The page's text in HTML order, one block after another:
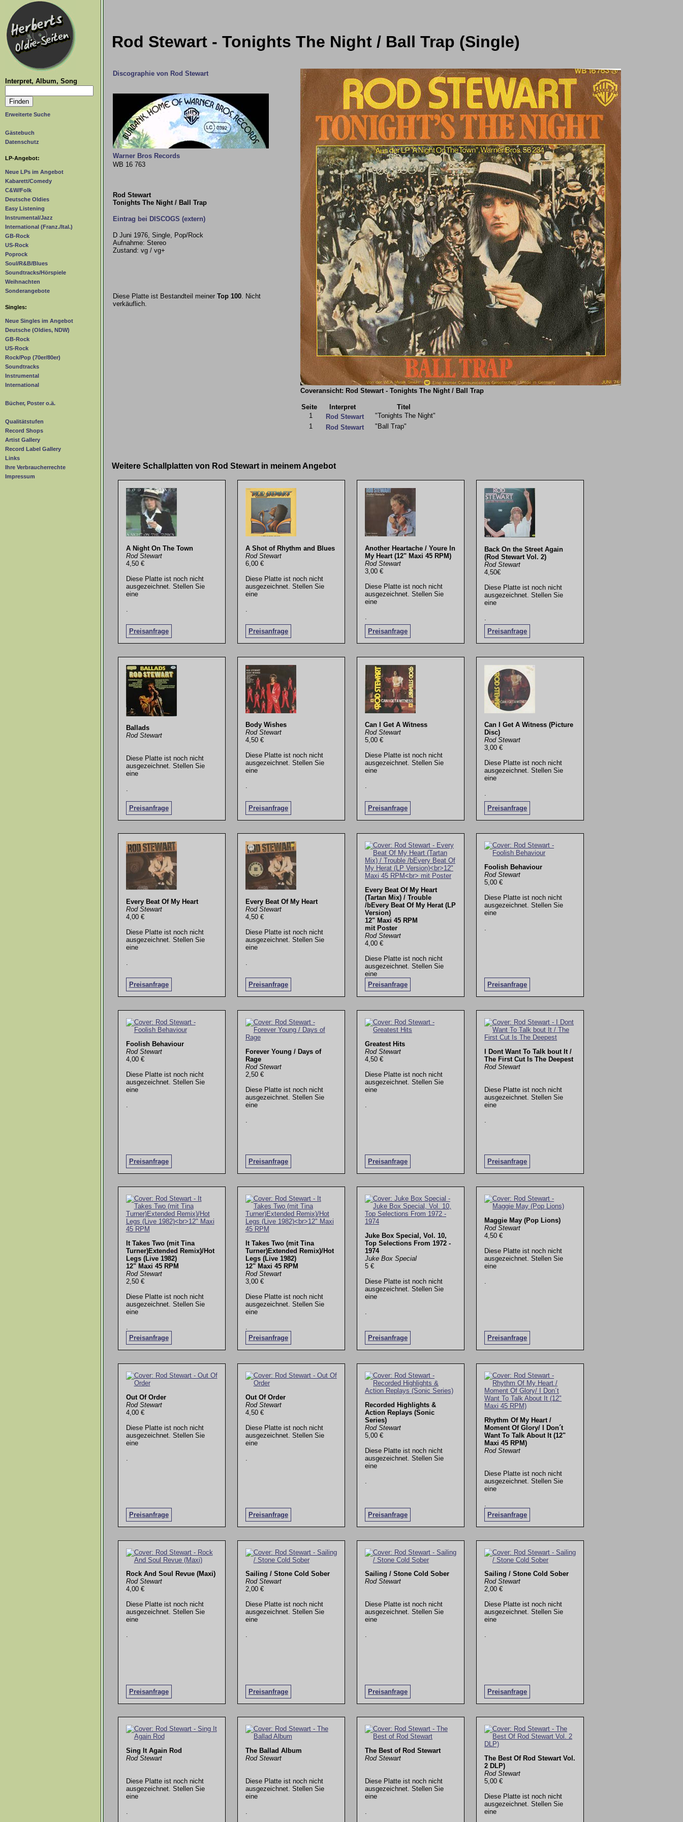
Interpret, Album, Song
Erweiterte Suche
Gästebuch
Datenschutz
LP-Angebot:
Neue LPs im Angebot
Kabarett/Comedy
C&W/Folk
Deutsche Oldies
Easy Listening
Instrumental/Jazz
International (Franz./Ital.)
GB-Rock
US-Rock
Poprock
Soul/R&B/Blues
Soundtracks/Hörspiele
Weihnachten
Sonderangebote
Singles:
Neue Singles im Angebot
Deutsche (Oldies, NDW)
GB-Rock
US-Rock
Rock/Pop (70er/80er)
Soundtracks
Instrumental
International
Bücher, Poster o.ä.
Qualitätstufen
Record Shops
Artist Gallery
Record Label Gallery
Links
Ihre Verbraucherrechte
Impressum
Rod Stewart - Tonights The Night / Ball Trap (Single)
Discographie von Rod Stewart
Warner Bros Records
WB 16 763
Rod Stewart
Tonights The Night / Ball Trap
Eintrag bei DISCOGS (extern)
D Juni 1976, Single, Pop/Rock
Aufnahme: Stereo
Zustand: vg / vg+
Diese Platte ist Bestandteil meiner Top 100. Nicht
verkäuflich.
Coveransicht: Rod Stewart - Tonights The Night / Ball Trap
Seite Interpret
Titel
1
Rod Stewart
"Tonights The Night"
1
Rod Stewart "Ball Trap"
Weitere Schallplatten von Rod Stewart in meinem Angebot
A Night On The Town
Rod Stewart
4,50 €
Diese Platte ist noch nicht
ausgezeichnet. Stellen Sie
eine
Preisanfrage
A Shot of Rhythm and Blues
Rod Stewart
6,00 €
Diese Platte ist noch nicht
ausgezeichnet. Stellen Sie
eine
Preisanfrage
Another Heartache / Youre In
My Heart (12" Maxi 45 RPM)
Rod Stewart
3,00 €
Diese Platte ist noch nicht
ausgezeichnet. Stellen Sie
eine
Preisanfrage
Back On the Street Again
(Rod Stewart Vol. 2)
Rod Stewart
4,50€
Diese Platte ist noch nicht
ausgezeichnet. Stellen Sie
eine
Preisanfrage
Ballads
Rod Stewart
Diese Platte ist noch nicht
ausgezeichnet. Stellen Sie
eine
Preisanfrage
.
Body Wishes
Rod Stewart
4,50 €
Diese Platte ist noch nicht
ausgezeichnet. Stellen Sie
eine
Preisanfrage
.
Can I Get A Witness
Rod Stewart
5,00 €
Diese Platte ist noch nicht
ausgezeichnet. Stellen Sie
eine
Preisanfrage
.
Can I Get A Witness (Picture
Disc)
Rod Stewart
3,00 €
Diese Platte ist noch nicht
ausgezeichnet. Stellen Sie
eine
Preisanfrage
.
Every Beat Of My Heart
Rod Stewart
4,00 €
Diese Platte ist noch nicht
ausgezeichnet. Stellen Sie
eine
Preisanfrage
Every Beat Of My Heart
Rod Stewart
4,50 €
Diese Platte ist noch nicht
ausgezeichnet. Stellen Sie
eine
Preisanfrage
Every Beat Of My Heart
(Tartan Mix) / Trouble
/bEvery Beat Of My Herat (LP
Version)
12" Maxi 45 RPM
mit Poster
Rod Stewart
4,00 €
Diese Platte ist noch nicht
ausgezeichnet. Stellen Sie
eine
Preisanfrage
Foolish Behaviour
Rod Stewart
5,00 €
Diese Platte ist noch nicht
ausgezeichnet. Stellen Sie
eine
Preisanfrage
Foolish Behaviour
Rod Stewart
4,00 €
Diese Platte ist noch nicht
ausgezeichnet. Stellen Sie
eine
Preisanfrage
Forever Young / Days of
Rage
Rod Stewart
2,50 €
Diese Platte ist noch nicht
ausgezeichnet. Stellen Sie
eine
Preisanfrage
Greatest Hits
Rod Stewart
4,50 €
Diese Platte ist noch nicht
ausgezeichnet. Stellen Sie
eine
Preisanfrage
I Dont Want To Talk bout It /
The First Cut Is The Deepest
Rod Stewart
Diese Platte ist noch nicht
ausgezeichnet. Stellen Sie
eine
Preisanfrage
It Takes Two (mit Tina
Turner)Extended Remix)/Hot
Legs (Live 1982)
12" Maxi 45 RPM
Rod Stewart
2,50 €
Diese Platte ist noch nicht
ausgezeichnet. Stellen Sie
eine
Preisanfrage
.
It Takes Two (mit Tina
Turner)Extended Remix)/Hot
Legs (Live 1982)
12" Maxi 45 RPM
Rod Stewart
3,00 €
Diese Platte ist noch nicht
ausgezeichnet. Stellen Sie
eine
Preisanfrage
.
Juke Box Special, Vol. 10,
Top Selections From 1972 -
1974
Juke Box Special
5 €
Diese Platte ist noch nicht
ausgezeichnet. Stellen Sie
eine
Preisanfrage
.
Maggie May (Pop Lions)
Rod Stewart
4,50 €
Diese Platte ist noch nicht
ausgezeichnet. Stellen Sie
eine
Preisanfrage
.
Out Of Order
Rod Stewart
4,00 €
Diese Platte ist noch nicht
ausgezeichnet. Stellen Sie
eine
Preisanfrage
Out Of Order
Rod Stewart
4,50 €
Diese Platte ist noch nicht
ausgezeichnet. Stellen Sie
eine
Preisanfrage
Recorded Highlights &
Action Replays (Sonic
Series)
Rod Stewart
5,00 €
Diese Platte ist noch nicht
ausgezeichnet. Stellen Sie
eine
Preisanfrage
Rhythm Of My Heart /
Moment Of Glory/ I Don´t
Want To Talk About It (12"
Maxi 45 RPM)
Rod Stewart
Diese Platte ist noch nicht
ausgezeichnet. Stellen Sie
eine
Preisanfrage
Rock And Soul Revue (Maxi)
Rod Stewart
4,00 €
Diese Platte ist noch nicht
ausgezeichnet. Stellen Sie
eine
Preisanfrage
.
Sailing / Stone Cold Sober
Rod Stewart
2,00 €
Diese Platte ist noch nicht
ausgezeichnet. Stellen Sie
eine
Preisanfrage
.
Sailing / Stone Cold Sober
Rod Stewart
Diese Platte ist noch nicht
ausgezeichnet. Stellen Sie
eine
Preisanfrage
.
Sailing / Stone Cold Sober
Rod Stewart
2,00 €
Diese Platte ist noch nicht
ausgezeichnet. Stellen Sie
eine
Preisanfrage
.
Sing It Again Rod
Rod Stewart
Diese Platte ist noch nicht
ausgezeichnet. Stellen Sie
eine
The Ballad Album
Rod Stewart
Diese Platte ist noch nicht
ausgezeichnet. Stellen Sie
eine
The Best of Rod Stewart
Rod Stewart
Diese Platte ist noch nicht
ausgezeichnet. Stellen Sie
eine
The Best Of Rod Stewart Vol.
2 DLP)
Rod Stewart
5,00 €
Diese Platte ist noch nicht
ausgezeichnet. Stellen Sie
eine